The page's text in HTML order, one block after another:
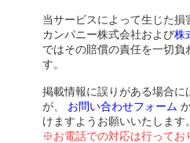
当サービスによって生じた損
カンパニー株式会社および株
ではその賠償の責任を一切負
す。
掲載情報に誤りがある場合に
が、
お問い合わせフォーム
けますようお願いいたします。
※お電話での対応は行ってお